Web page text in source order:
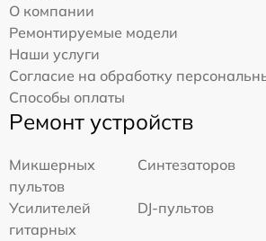
О компании
Ремонтируемые модели
Наши услуги
Согласие на обработку
Способы оплаты
Ремонт устройств
Микшерных
пультов
Синтезаторов
Усилителей
гитарных
DJ-пультов